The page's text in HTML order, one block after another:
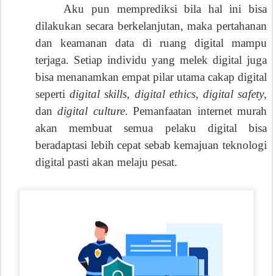
Aku pun memprediksi bila hal ini bisa
dilakukan secara berkelanjutan, maka pertahanan
dan keamanan data di ruang digital mampu
terjaga. Setiap individu yang melek digital juga
bisa menanamkan empat pilar utama cakap digital
sepertidigital skills, digital ethics, digital safety,
dandigital culture. Pemanfaatan internet murah
akan membuat semua pelaku digital bisa
beradaptasi lebih cepat sebab kemajuan teknologi
digital pasti akan melaju pesat.